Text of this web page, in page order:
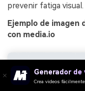
prevenir fatiga visual.
Ejemplo de imagen
con media.io
Generador de
Crea videos